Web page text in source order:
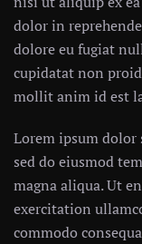
dolor in
dolore eu fugiat
cupidatat non
mollit anim id est
Lorem ipsum
sed do eiusmod
magna aliqua. Ut
exercitation
commodo